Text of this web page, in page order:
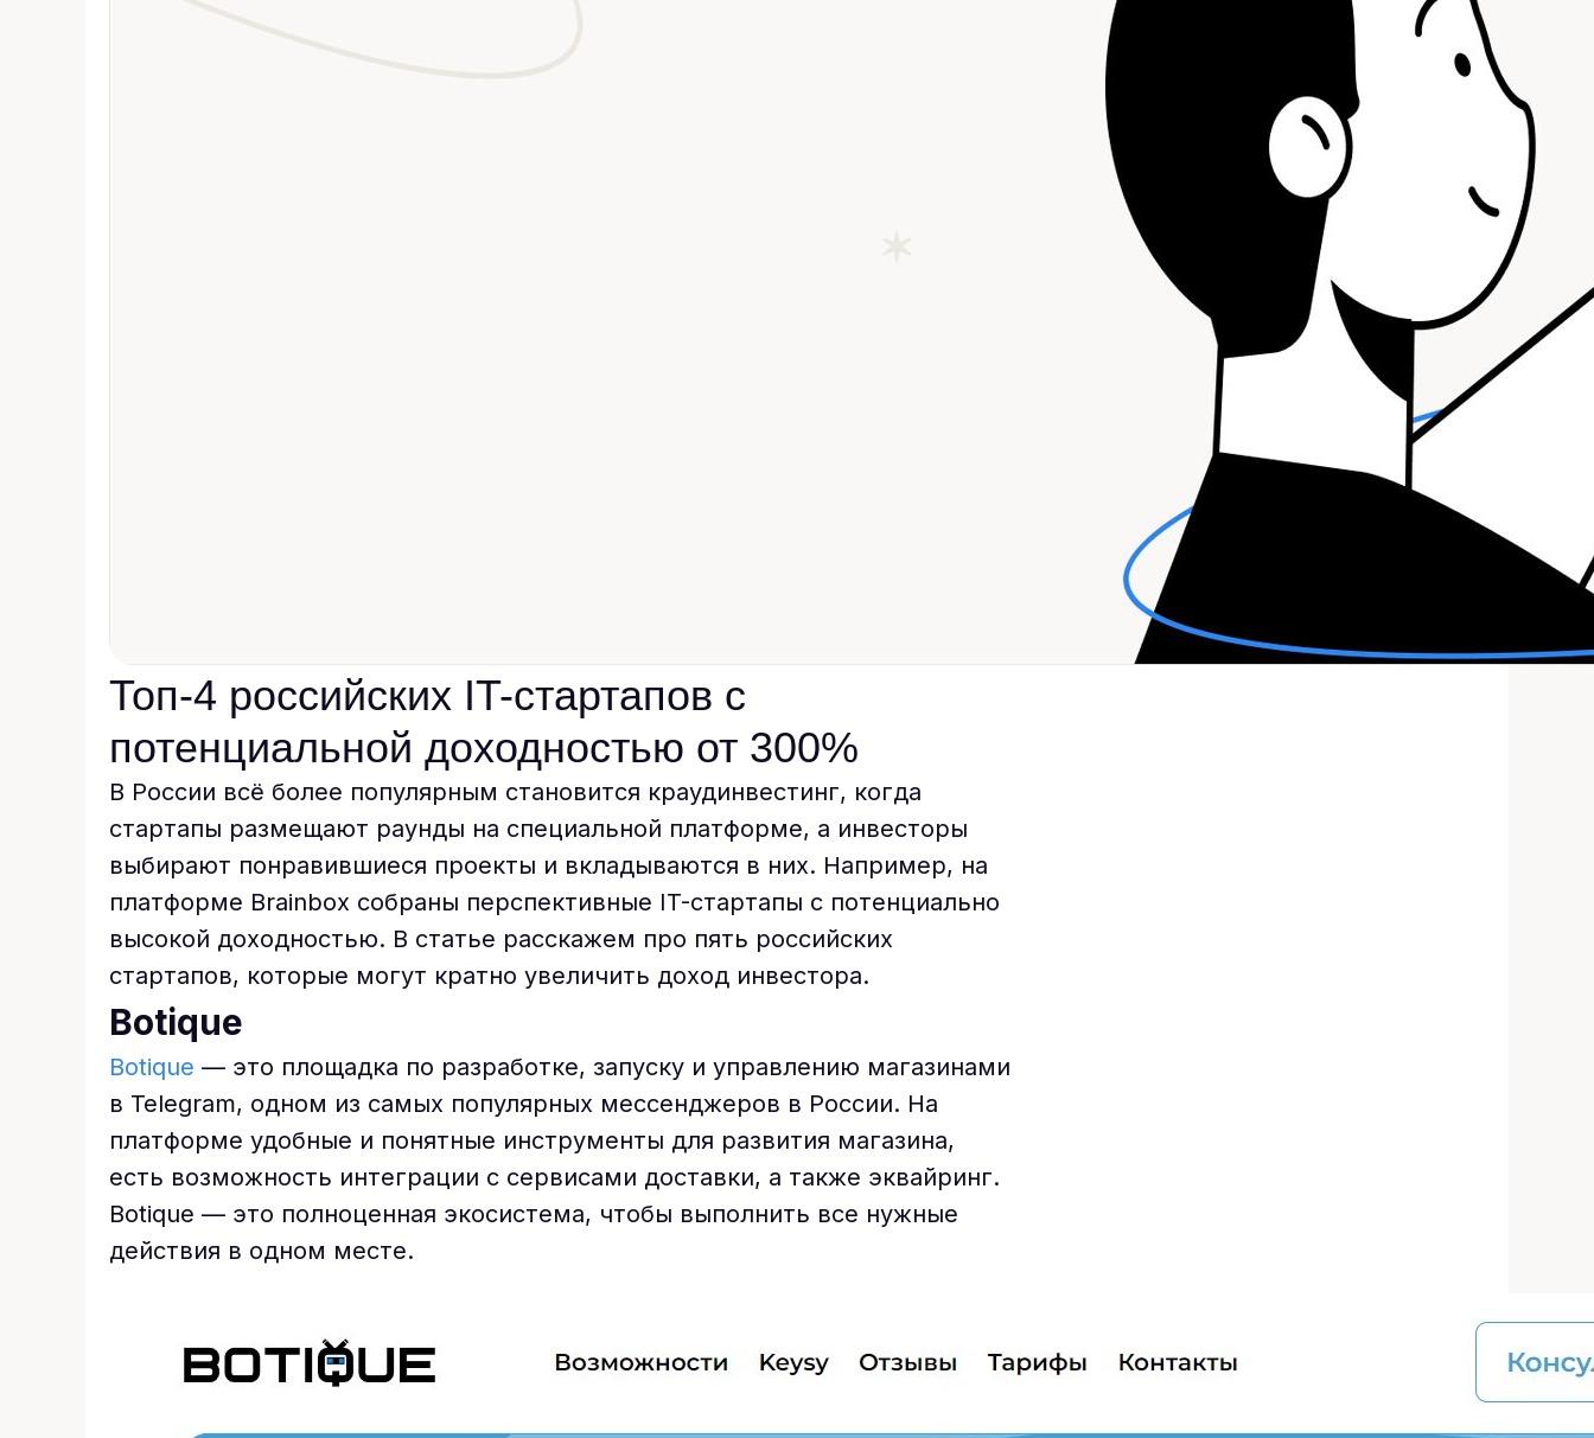
Топ-4 российских IT-стартапов с
потенциальной доходностью от 300%
В России всё более популярным становится краудинвестинг, когда
стартапы размещают раунды на специальной платформе, а инвесторы
выбирают понравившиеся проекты и вкладываются в них. Например, на
платформе Brainbox собраны перспективные IT-стартапы с потенциально
высокой доходностью. В статье расскажем про пять российских
стартапов, которые могут кратно увеличить доход инвестора.
Botique
Botique — это площадка по разработке, запуску и управлению магазинами
в Telegram, одном из самых популярных мессенджеров в России. На
платформе удобные и понятные инструменты для развития магазина,
есть возможность интеграции с сервисами доставки, а также эквайринг.
Botique — это полноценная экосистема, чтобы выполнить все нужные
действия в одном месте.